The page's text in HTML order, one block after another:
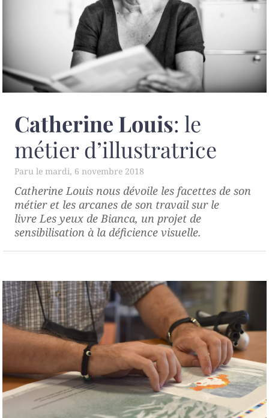
Catherine Louis: le
métier d’illustratrice
mardi, 6 novembre 2018
Catherine Louis nous dévoile les facettes de son
métier et les arcanes de son travail sur le
livreLes yeux de Bianca, un projet de
sensibilisation à la déficience visuelle.